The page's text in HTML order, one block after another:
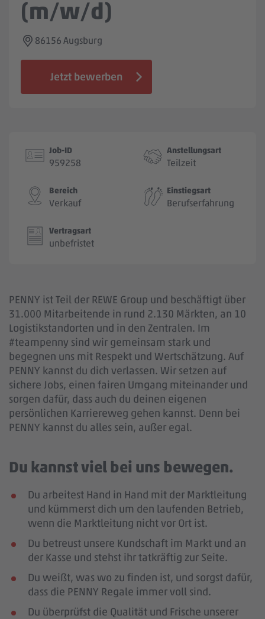
(m/w/d)
86156 Augsburg
Jetzt bewerben
Job-ID
959258
Anstellungsart
Teilzeit
Bereich
Verkauf
Einstiegsart
Berufserfahrung
Vertragsart
unbefristet
PENNY ist Teil der REWE Group und beschäftigt über
31.000 Mitarbeitende in rund 2.130 Märkten, an 10
Logistikstandorten und in den Zentralen. Im
#teampenny sind wir gemeinsam stark und
begegnen uns mit Respekt und Wertschätzung. Auf
PENNY kannst du dich verlassen. Wir setzen auf
sichere Jobs, einen fairen Umgang miteinander und
sorgen dafür, dass auch du deinen eigenen
persönlichen Karriereweg gehen kannst. Denn bei
PENNY kannst du alles sein, außer egal.
Du kannst viel bei uns bewegen.
Du arbeitest Hand in Hand mit der Marktleitung
und kümmerst dich um den laufenden Betrieb,
wenn die Marktleitung nicht vor Ort ist.
Du betreust unsere Kundschaft im Markt und an
der Kasse und stehst ihr tatkräftig zur Seite.
Du weißt, was wo zu finden ist, und sorgst dafür,
dass die PENNY Regale immer voll sind.
Du überprüfst die Qualität und Frische unserer